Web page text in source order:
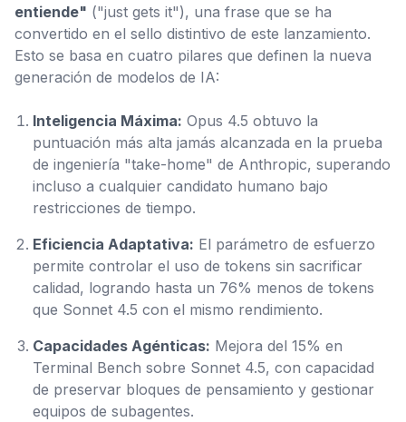
entiende" ("just gets it"), una frase que se ha
convertido en el sello distintivo de este lanzamiento.
Esto se basa en cuatro pilares que definen la nueva
generación de modelos de IA:
Inteligencia Máxima: Opus 4.5 obtuvo la
puntuación más alta jamás alcanzada en la prueba
de ingeniería "take-home" de Anthropic, superando
incluso a cualquier candidato humano bajo
restricciones de tiempo.
Eficiencia Adaptativa: El parámetro de esfuerzo
permite controlar el uso de tokens sin sacrificar
calidad, logrando hasta un 76% menos de tokens
que Sonnet 4.5 con el mismo rendimiento.
Capacidades Agénticas: Mejora del 15% en
Terminal Bench sobre Sonnet 4.5, con capacidad
de preservar bloques de pensamiento y gestionar
equipos de subagentes.